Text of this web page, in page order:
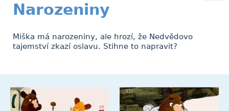
Narozeniny
Miška má narozeniny, ale hrozí, že Nedvědovo
tajemství zkazí oslavu. Stihne to napravit?